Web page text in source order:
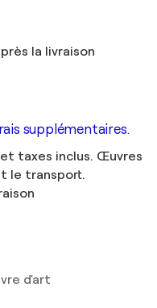
la livraison
supplémentaires.
taxes inclus. Œuvres
le transport.
d'art